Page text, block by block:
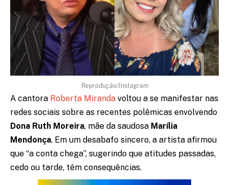
Reprodução/Instagram
A cantora Roberta Miranda voltou a se manifestar nas
redes sociais sobre as recentes polêmicas envolvendo
Dona Ruth Moreira, mãe da saudosa Marília
Mendonça. Em um desabafo sincero, a artista afirmou
que “a conta chega”, sugerindo que atitudes passadas,
cedo ou tarde, têm consequências.